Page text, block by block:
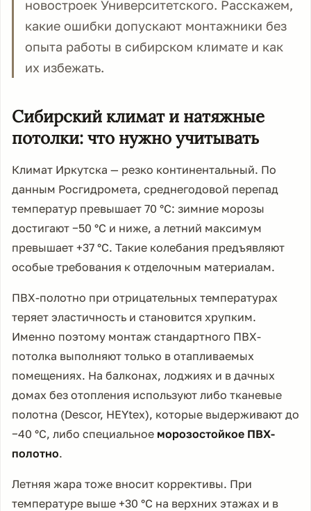
новостроек Университетского. Расскажем,
какие ошибки допускают монтажники без
опыта работы в сибирском климате и как
их избежать.
Сибирский климат и натяжные
потолки: что нужно учитывать
Климат Иркутска — резко континентальный. По
данным Росгидромета, среднегодовой перепад
температур превышает 70 °C: зимние морозы
достигают −50 °C и ниже, а летний максимум
превышает +37 °C. Такие колебания предъявляют
особые требования к отделочным материалам.
ПВХ-полотно при отрицательных температурах
теряет эластичность и становится хрупким.
Именно поэтому монтаж стандартного ПВХ-
потолка выполняют только в отапливаемых
помещениях. На балконах, лоджиях и в дачных
домах без отопления используют либо тканевые
полотна (Descor, HEYtex), которые выдерживают до
−40 °C, либо специальное морозостойкое ПВХ-
полотно.
Летняя жара тоже вносит коррективы. При
температуре выше +30 °C на верхних этажах и в